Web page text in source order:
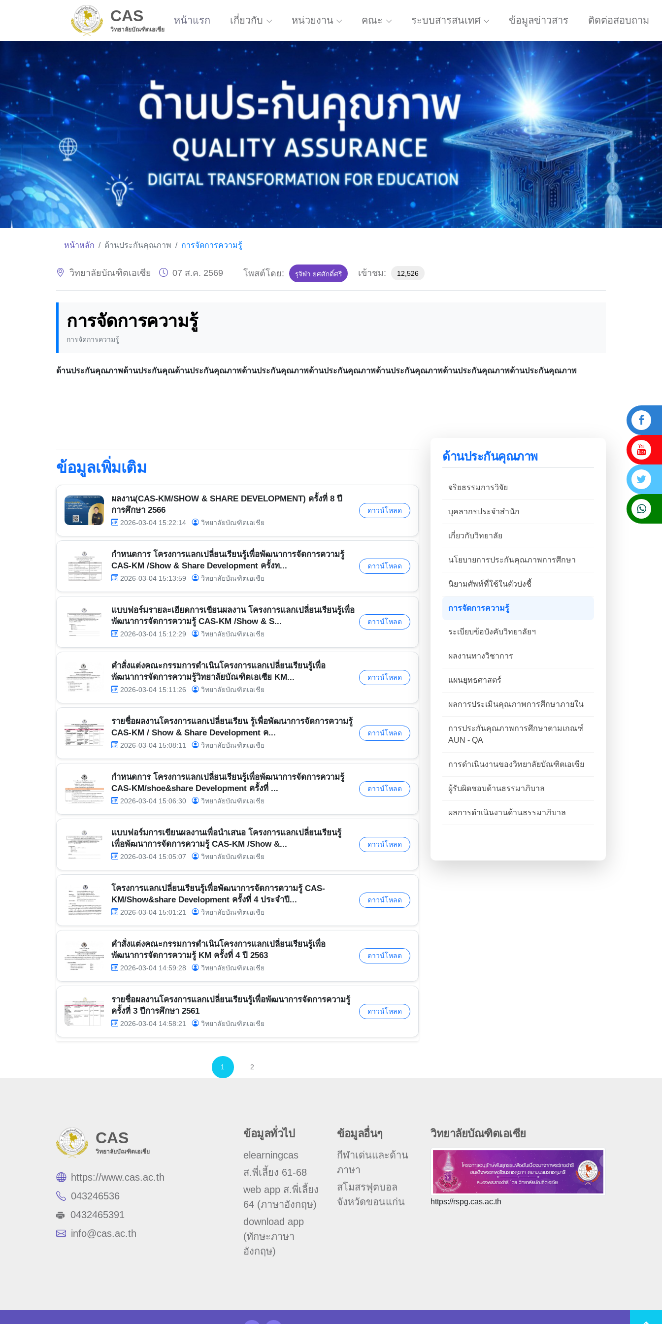
CAS
วิทยาลัยบัณฑิตเอเซีย
หน้าแรก เกี่ยวกับ หน่วยงาน คณะ ระบบสารสนเทศ ข้อมูลข่าวสาร ติดต่อสอบถาม
หน้าหลัก ด้านประกันคุณภาพ การจัดการความรู้
วิทยาลัยบัณฑิตเอเซีย 07 ส.ค. 2569 โพสต์โดย: รุจิฬา ยศศักดิ์ศรี เข้าชม: 12,526
การจัดการความรู้
การจัดการความรู้
ด้านประกันคุณภาพด้านประกันคุณด้านประกันคุณภาพด้านประกันคุณภาพด้านประกันคุณภาพด้านประกันคุณภาพด้านประกันคุณภาพด้านประกันคุณภาพ
ข้อมูลเพิ่มเติม
ผลงาน(CAS-KM/SHOW & SHARE DEVELOPMENT) ครั้งที่ 8 ปี
การศึกษา 2566
2026-03-04 15:22:14 วิทยาลัยบัณฑิตเอเชีย
ดาวน์โหลด
กำหนดการ โครงการแลกเปลี่ยนเรียนรู้เพื่อพัฒนาการจัดการความรู้
CAS-KM /Show & Share Development ครั้งท...
2026-03-04 15:13:59 วิทยาลัยบัณฑิตเอเชีย
ดาวน์โหลด
แบบฟอร์มรายละเอียดการเขียนผลงาน โครงการแลกเปลี่ยนเรียนรู้เพื่อ
พัฒนาการจัดการความรู้ CAS-KM /Show & S...
2026-03-04 15:12:29 วิทยาลัยบัณฑิตเอเชีย
ดาวน์โหลด
คำสั่งแต่งคณะกรรมการดำเนินโครงการแลกเปลี่ยนเรียนรู้เพื่อ
พัฒนาการจัดการความรู้วิทยาลัยบัณฑิตเอเซีย KM...
2026-03-04 15:11:26 วิทยาลัยบัณฑิตเอเชีย
ดาวน์โหลด
รายชื่อผลงานโครงการแลกเปลี่ยนเรียน รู้เพื่อพัฒนาการจัดการความรู้
CAS-KM / Show & Share Development ค...
2026-03-04 15:08:11 วิทยาลัยบัณฑิตเอเชีย
ดาวน์โหลด
กำหนดการ โครงการแลกเปลี่ยนเรียนรู้เพื่อพัฒนาการจัดการความรู้
CAS-KM/shoe&share Development ครั้งที่ ...
2026-03-04 15:06:30 วิทยาลัยบัณฑิตเอเชีย
ดาวน์โหลด
แบบฟอร์มการเขียนผลงานเพื่อนำเสนอ โครงการแลกเปลี่ยนเรียนรู้
เพื่อพัฒนาการจัดการความรู้ CAS-KM /Show &...
2026-03-04 15:05:07 วิทยาลัยบัณฑิตเอเชีย
ดาวน์โหลด
โครงการแลกเปลี่ยนเรียนรู้เพื่อพัฒนาการจัดการความรู้ CAS-
KM/Show&share Development ครั้งที่ 4 ประจำปี...
2026-03-04 15:01:21 วิทยาลัยบัณฑิตเอเชีย
ดาวน์โหลด
คำสั่งแต่งคณะกรรมการดำเนินโครงการแลกเปลี่ยนเรียนรู้เพื่อ
พัฒนาการจัดการความรู้ KM ครั้งที่ 4 ปี 2563
2026-03-04 14:59:28 วิทยาลัยบัณฑิตเอเชีย
ดาวน์โหลด
รายชื่อผลงานโครงการแลกเปลี่ยนเรียนรู้เพื่อพัฒนาการจัดการความรู้
ครั้งที่ 3 ปีการศึกษา 2561
2026-03-04 14:58:21 วิทยาลัยบัณฑิตเอเชีย
ดาวน์โหลด
1 2
ด้านประกันคุณภาพ
จริยธรรมการวิจัย
บุคลากรประจำสำนัก
เกี่ยวกับวิทยาลัย
นโยบายการประกันคุณภาพการศึกษา
นิยามศัพท์ที่ใช้ในตัวบ่งชี้
การจัดการความรู้
ระเบียบข้อบังคับวิทยาลัยฯ
ผลงานทางวิชาการ
แผนยุทธศาสตร์
ผลการประเมินคุณภาพการศึกษาภายใน
การประกันคุณภาพการศึกษาตามเกณฑ์
AUN - QA
การดำเนินงานของวิทยาลัยบัณฑิตเอเซีย
ผู้รับผิดชอบด้านธรรมาภิบาล
ผลการดำเนินงานด้านธรรมาภิบาล
CAS
วิทยาลัยบัณฑิตเอเซีย
https://www.cas.ac.th
043246536
0432465391
info@cas.ac.th
ข้อมูลทั่วไป
elearningcas
ส.พี่เลี้ยง 61-68
web app ส.พี่เลี้ยง
64 (ภาษาอังกฤษ)
download app
(ทักษะภาษา
อังกฤษ)
ข้อมูลอื่นๆ
กีฬาเด่นและด้าน
ภาษา
สโมสรฟุตบอล
จังหวัดขอนแก่น
วิทยาลัยบัณฑิตเอเซีย
https://rspg.cas.ac.th